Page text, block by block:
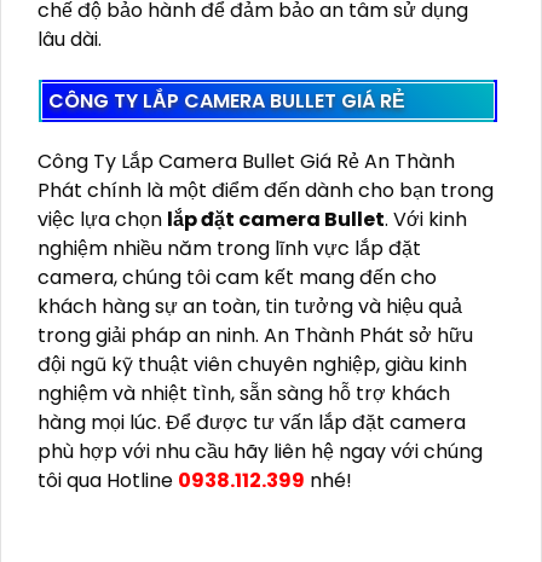
chế độ bảo hành để đảm bảo an tâm sử dụng
lâu dài.
CÔNG TY LẮP CAMERA BULLET GIÁ RẺ
Công Ty Lắp Camera Bullet Giá Rẻ An Thành
Phát chính là một điểm đến dành cho bạn trong
việc lựa chọn lắp đặt camera Bullet. Với kinh
nghiệm nhiều năm trong lĩnh vực lắp đặt
camera, chúng tôi cam kết mang đến cho
khách hàng sự an toàn, tin tưởng và hiệu quả
trong giải pháp an ninh. An Thành Phát sở hữu
đội ngũ kỹ thuật viên chuyên nghiệp, giàu kinh
nghiệm và nhiệt tình, sẵn sàng hỗ trợ khách
hàng mọi lúc. Để được tư vấn lắp đặt camera
phù hợp với nhu cầu hãy liên hệ ngay với chúng
tôi qua Hotline 0938.112.399 nhé!